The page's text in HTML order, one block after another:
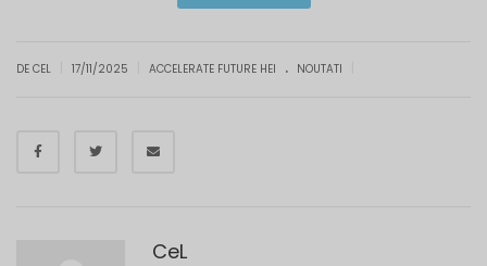
DE CEL 17/11/2025 ACCELERATE FUTURE HEI . NOUTATI
CeL